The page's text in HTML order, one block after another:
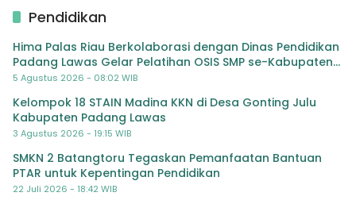
Pendidikan
Hima Palas Riau Berkolaborasi dengan Dinas Pendidikan
Padang Lawas Gelar Pelatihan OSIS SMP se-Kabupaten
Padang Lawas
5 Agustus 2026 - 08:02 WIB
Kelompok 18 STAIN Madina KKN di Desa Gonting Julu
Kabupaten Padang Lawas
3 Agustus 2026 - 19:15 WIB
SMKN 2 Batangtoru Tegaskan Pemanfaatan Bantuan
PTAR untuk Kepentingan Pendidikan
22 Juli 2026 - 18:42 WIB